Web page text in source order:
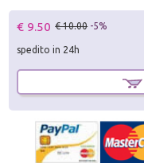
€ 9.50 € 10.00 -5%
spedito in 24h